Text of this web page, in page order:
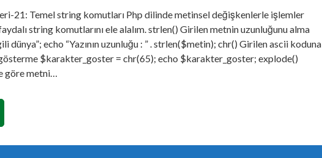
21: Temel string komutları Php dilinde metinsel değişkenlerle işlemler
string komutlarını ele alalım. strlen() Girilen metnin uzunluğunu alma
dünya”; echo “Yazının uzunluğu : ” . strlen($metin); chr() Girilen ascii koduna
$karakter_goster = chr(65); echo $karakter_goster; explode()
göre metni…